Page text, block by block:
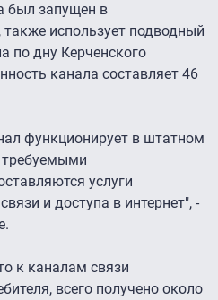
был запущен в
использует подводный
по дну Керченского
канала составляет 46
функционирует в штатном
требуемыми
услуги
и доступа в интернет", -
к каналам связи
всего получено около